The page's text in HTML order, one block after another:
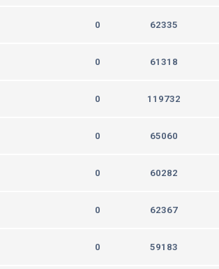
0 62335
0 61318
0 119732
0 65060
0 60282
0 62367
0 59183